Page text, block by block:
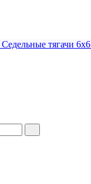
Седельные тягачи 6х6